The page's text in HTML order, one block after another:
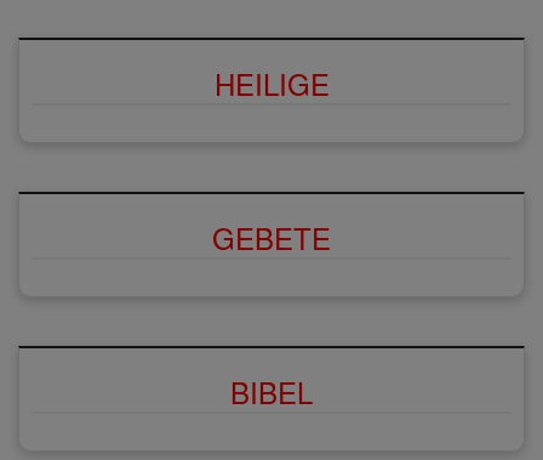
HEILIGE
GEBETE
BIBEL